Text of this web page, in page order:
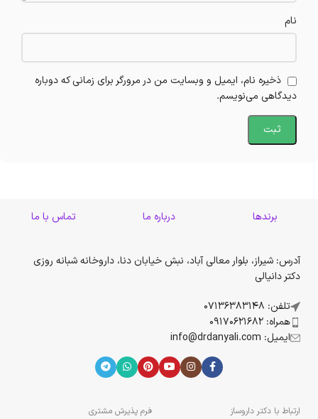
نام
ذخیره نام، ایمیل و وبسایت من در مرورگر برای زمانی که دوباره
دیدگاهی می‌نویسم.
برندها درباره ما تماس با ما
آدرس: شیراز، بلوار معالی آباد، نبش خیابان دنا، داروخانه شبانه روزی
دکتر دانیالی
تلفن: 07136383148
همراه: 09170621682
ایمیل: info@drdanyali.com
ارتباط با دکتر داروساز
فرم پذیرش مشتری